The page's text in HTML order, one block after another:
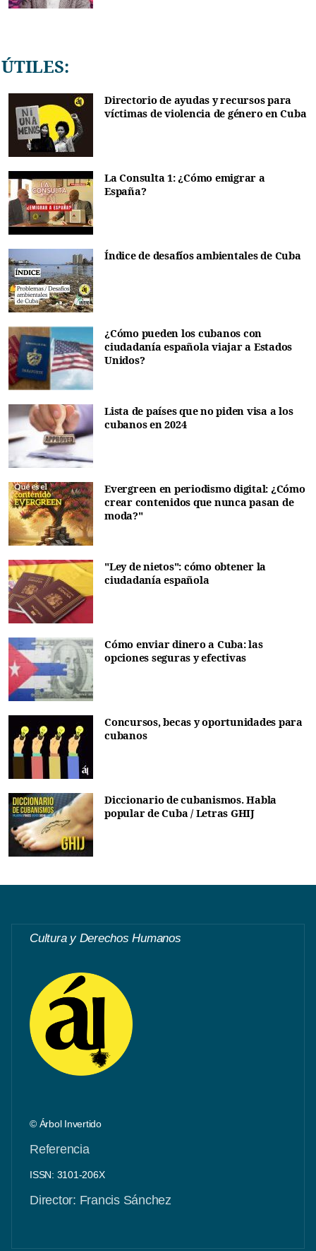
ÚTILES:
Directorio de ayudas y recursos para
víctimas de violencia de género en Cuba
La Consulta 1: ¿Cómo emigrar a
España?
Índice de desafíos ambientales de Cuba
¿Cómo pueden los cubanos con
ciudadanía española viajar a Estados
Unidos?
Lista de países que no piden visa a los
cubanos en 2024
Evergreen en periodismo digital: ¿Cómo
crear contenidos que nunca pasan de
moda?"
"Ley de nietos": cómo obtener la
ciudadanía española
Cómo enviar dinero a Cuba: las
opciones seguras y efectivas
Concursos, becas y oportunidades para
cubanos
Diccionario de cubanismos. Habla
popular de Cuba / Letras GHIJ
Cultura y Derechos Humanos
© Árbol Invertido
Referencia
ISSN: 3101-206X
Director: Francis Sánchez